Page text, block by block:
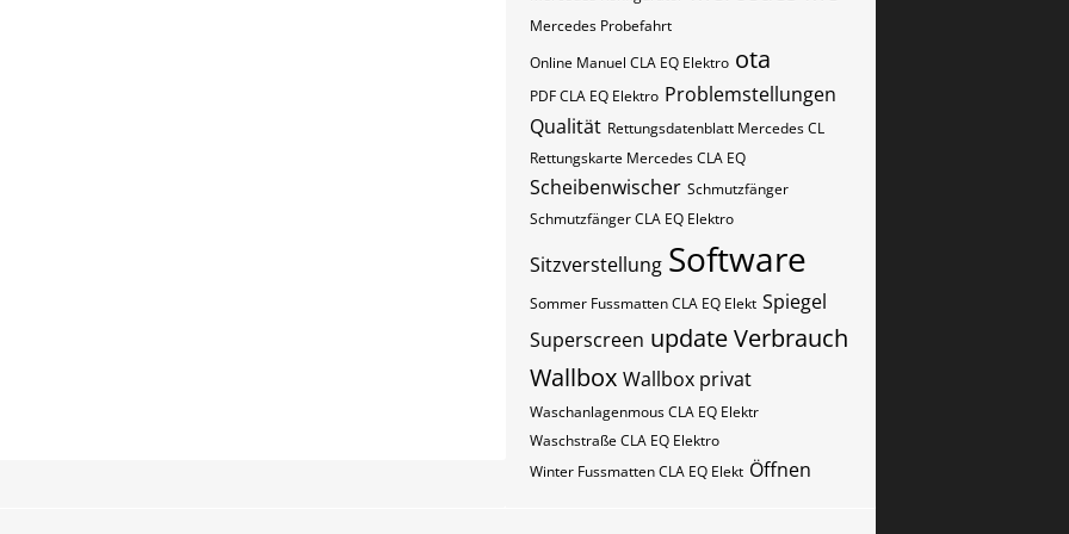
Mercedes Probefahrt
Online Manuel CLA EQ Elektro ota
PDF CLA EQ Elektro Problemstellungen
Qualität Rettungsdatenblatt Mercedes CL
Rettungskarte Mercedes CLA EQ
Scheibenwischer Schmutzfänger
Schmutzfänger CLA EQ Elektro
Sitzverstellung Software
Sommer Fussmatten CLA EQ Elekt Spiegel
Superscreen updateVerbrauch
Wallbox Wallbox privat
Waschanlagenmous CLA EQ Elektr
Waschstraße CLA EQ Elektro
Winter Fussmatten CLA EQ Elekt Öffnen